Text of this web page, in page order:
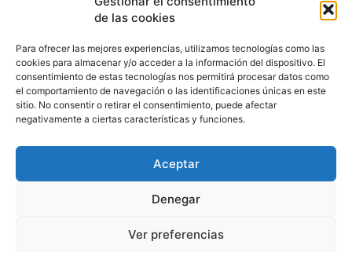
de las cookies
Para ofrecer las mejores experiencias, utilizamos tecnologías como las
cookies para almacenar y/o acceder a la información del dispositivo. El
consentimiento de estas tecnologías nos permitirá procesar datos como
el comportamiento de navegación o las identificaciones únicas en este
sitio. No consentir o retirar el consentimiento, puede afectar
negativamente a ciertas características y funciones.
Aceptar
Denegar
Ver preferencias
ABOUT US
Información Cultural de Málaga y otros de interés general
Contact us:musicamalaga55@gmail.com
FOLLOW US